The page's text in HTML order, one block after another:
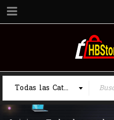
Todas las Categorias